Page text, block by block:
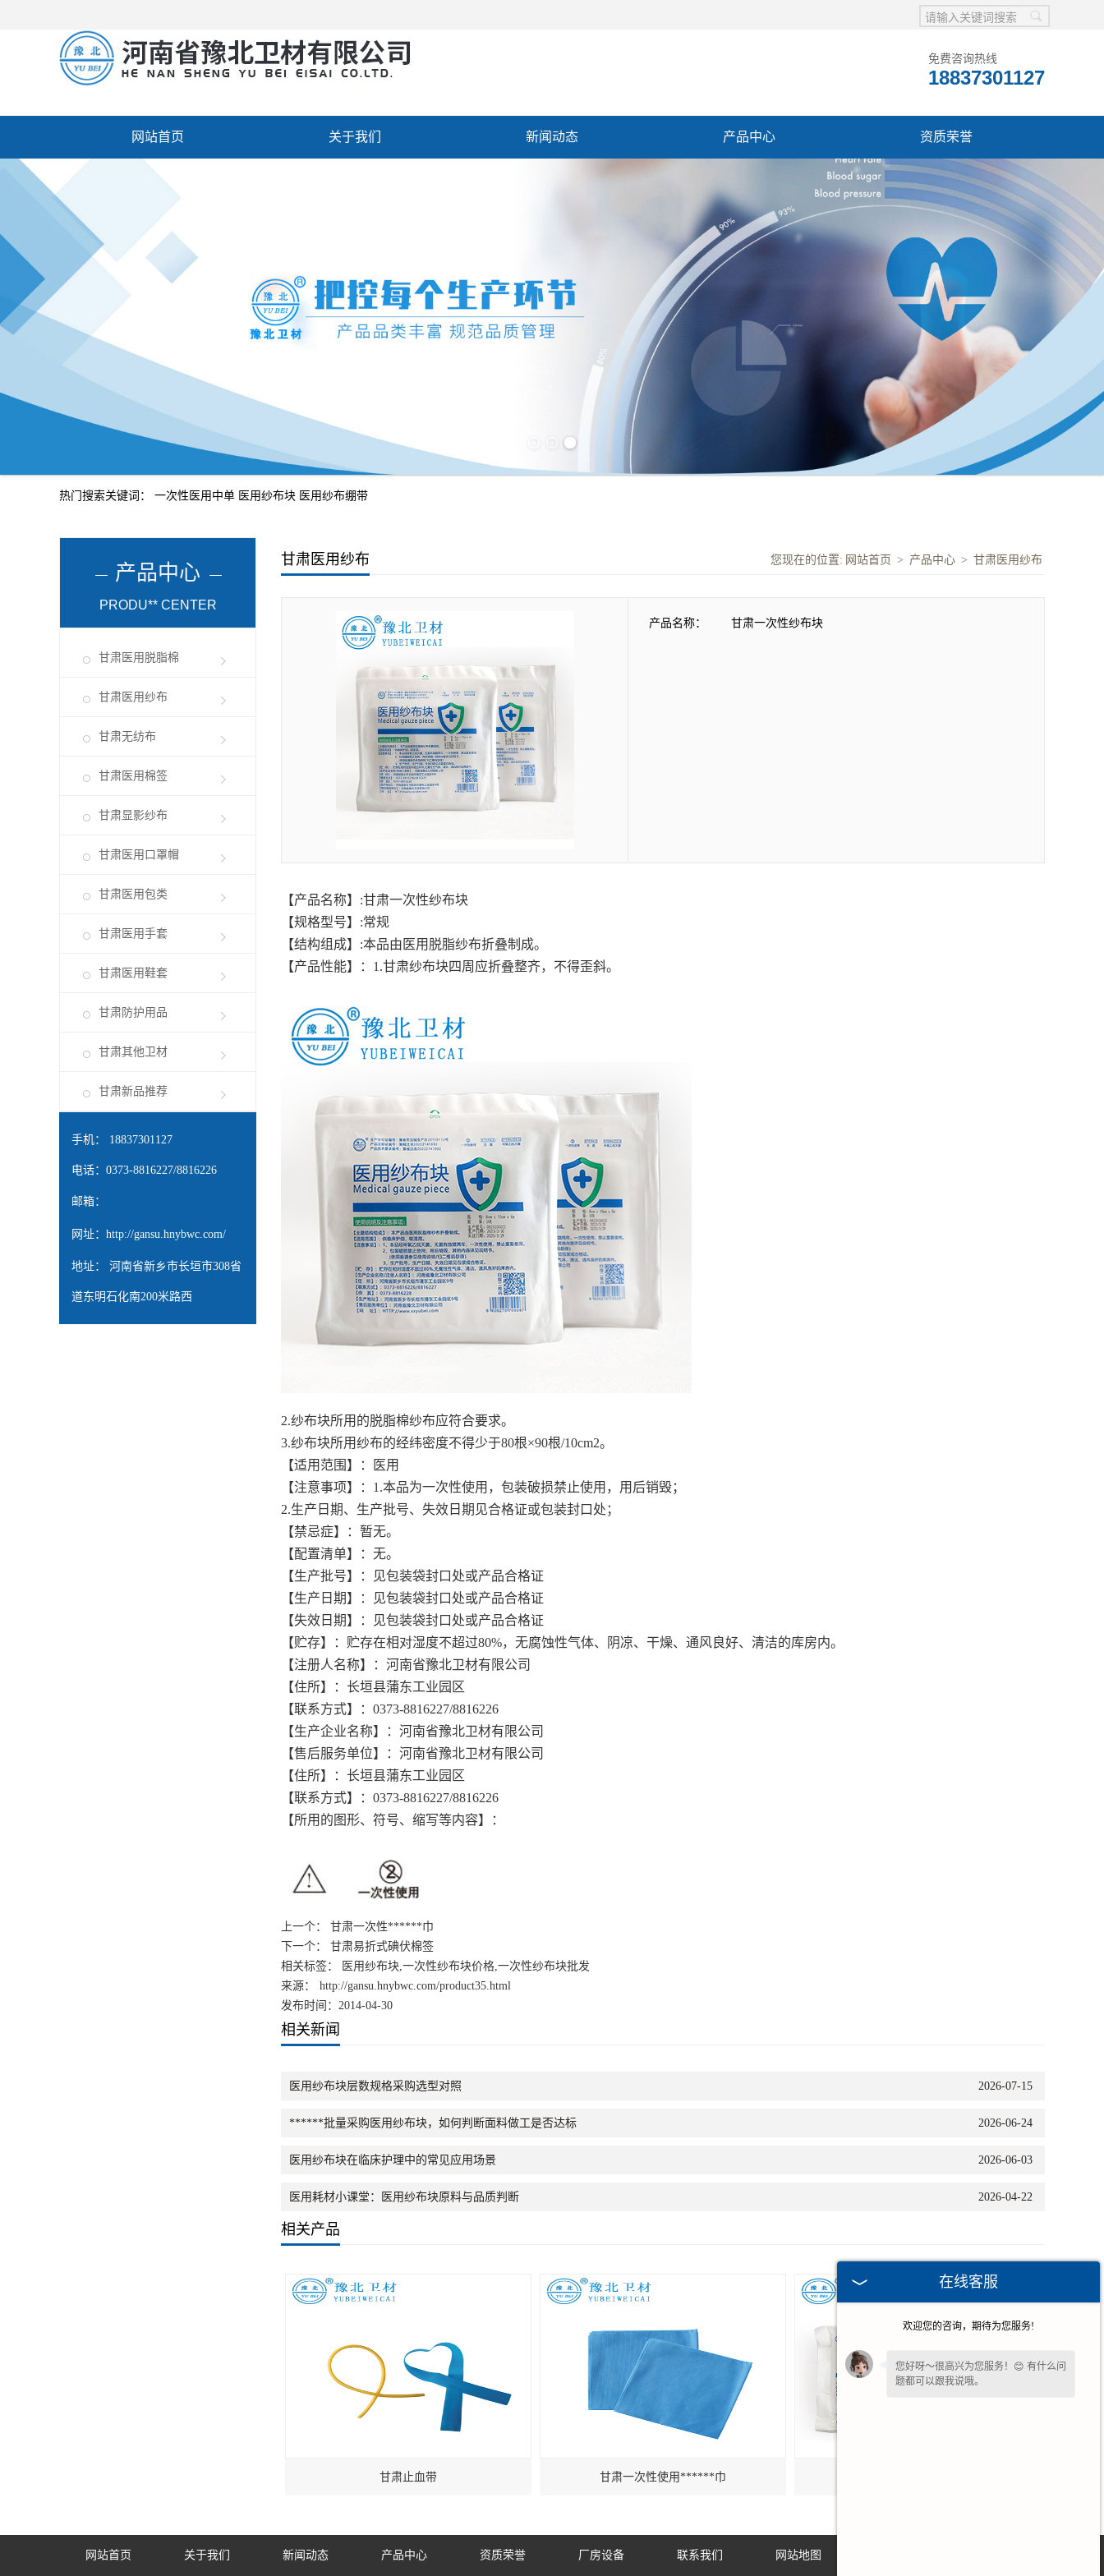
免费咨询热线
18837301127
网站首页 关于我们 新闻动态 产品中心 资质荣誉
厂房设备
热门搜索关键词： 一次性医用中单 医用纱布块 医用纱布绷带
产品中心
PRODU** CENTER
甘肃医用脱脂棉
甘肃医用纱布
甘肃无纺布
甘肃医用棉签
甘肃显影纱布
甘肃医用口罩帽
甘肃医用包类
甘肃医用手套
甘肃医用鞋套
甘肃防护用品
甘肃其他卫材
甘肃新品推荐
手机： 18837301127
电话：0373-8816227/8816226
邮箱：
网址： http://gansu.hnybwc.com/
地址： 河南省新乡市长垣市308省
道东明石化南200米路西
甘肃医用纱布 您现在的位置: 网站首页 > 产品中心 > 甘肃医用纱布
产品名称： 甘肃一次性纱布块
【产品名称】:甘肃一次性纱布块
【规格型号】:常规
【结构组成】:本品由医用脱脂纱布折叠制成。
【产品性能】：1.甘肃纱布块四周应折叠整齐，不得歪斜。
2.纱布块所用的脱脂棉纱布应符合要求。
3.纱布块所用纱布的经纬密度不得少于80根×90根/10cm2。
【适用范围】：医用
【注意事项】：1.本品为一次性使用，包装破损禁止使用，用后销毁；
2.生产日期、生产批号、失效日期见合格证或包装封口处；
【禁忌症】：暂无。
【配置清单】：无。
【生产批号】：见包装袋封口处或产品合格证
【生产日期】：见包装袋封口处或产品合格证
【失效日期】：见包装袋封口处或产品合格证
【贮存】：贮存在相对湿度不超过80%，无腐蚀性气体、阴凉、干燥、通风良好、清洁的库房内。
【注册人名称】：河南省豫北卫材有限公司
【住所】：长垣县蒲东工业园区
【联系方式】：0373-8816227/8816226
【生产企业名称】：河南省豫北卫材有限公司
【售后服务单位】：河南省豫北卫材有限公司
【住所】：长垣县蒲东工业园区
【联系方式】：0373-8816227/8816226
【所用的图形、符号、缩写等内容】：
上一个：
甘肃一次性******巾
下一个：
甘肃易折式碘伏棉签
相关标签： 医用纱布块,一次性纱布块价格,一次性纱布块批发
来源：
http://gansu.hnybwc.com/product35.html
发布时间：2014-04-30
相关新闻
2026-07-15
医用纱布块层数规格采购选型对照
2026-06-24
******批量采购医用纱布块，如何判断面料做工是否达标
2026-06-03
医用纱布块在临床护理中的常见应用场景
2026-04-22
医用耗材小课堂：医用纱布块原料与品质判断
相关产品
甘肃止血带 甘肃一次性使用******巾
网站首页 关于我们 新闻动态 产品中心 资质荣誉 厂房设备 联系我们 网站地图
在线客服
欢迎您的咨询，期待为您服务!
您好呀～很高兴为您服务！😊 有什么问
题都可以跟我说哦。